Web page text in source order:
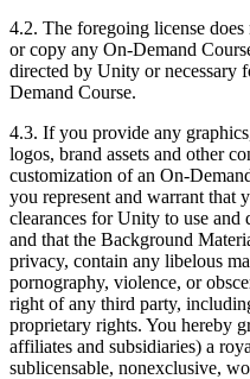
4.2. The foregoing license
or copy any On-Demand
directed by Unity or necessary
Demand Course.
4.3. If you provide any
logos, brand assets and other
customization of an On-
you represent and warrant that
clearances for Unity to use
and that the Background
privacy, contain any libelous
pornography, violence, or
right of any third party,
proprietary rights. You hereby
affiliates and subsidiaries) a
sublicensable, nonexclusive,